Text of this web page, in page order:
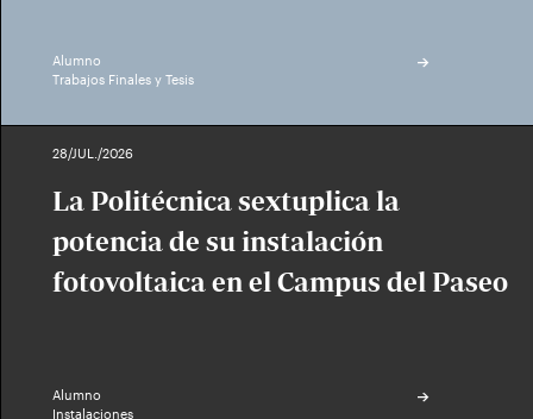
Alumno
Trabajos Finales y Tesis
28/JUL./2026
La Politécnica sextuplica la
potencia de su instalación
fotovoltaica en el Campus del Paseo
Alumno
Instalaciones